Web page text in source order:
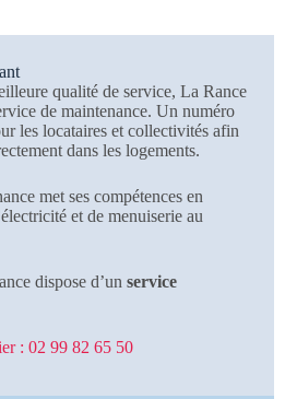
qualité de service, La Rance
de maintenance. Un numéro
les locataires et collectivités afin
dans les logements.
met ses compétences en
et de menuiserie au
dispose d’un service
: 02 99 82 65 50